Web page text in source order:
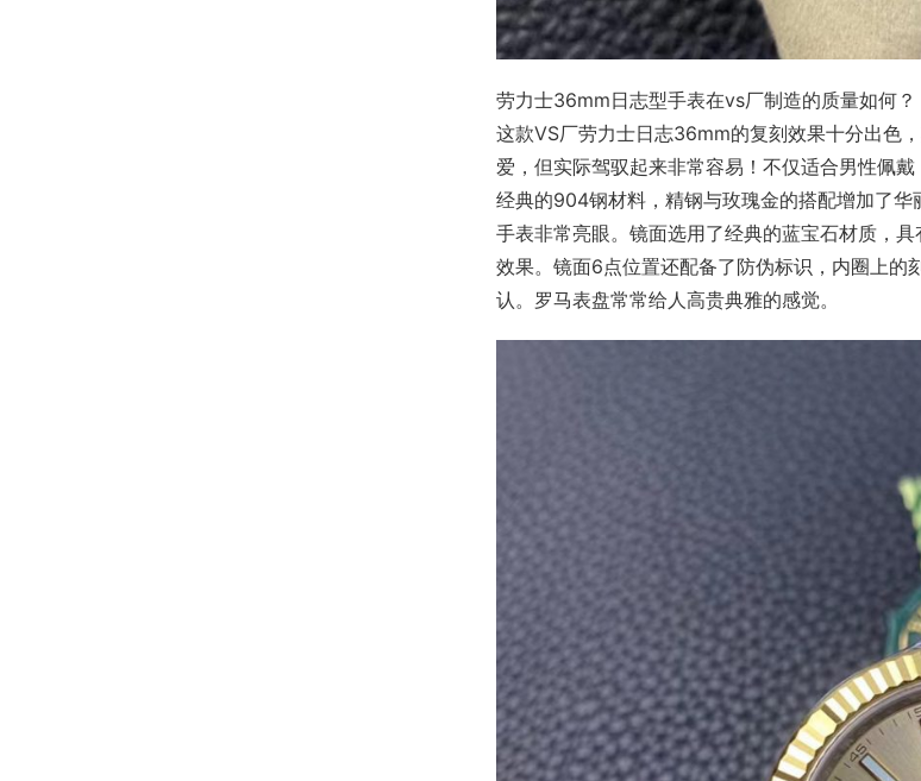
劳力士36mm日志型手表在vs厂制造的质量如何？
这款VS厂劳力士日志36mm的复刻效果十分出色
爱，但实际驾驭起来非常容易！不仅适合男性佩
经典的904钢材料，精钢与玫瑰金的搭配增加了
手表非常亮眼。镜面选用了经典的蓝宝石材质，
效果。镜面6点位置还配备了防伪标识，内圈上的
认。罗马表盘常常给人高贵典雅的感觉。